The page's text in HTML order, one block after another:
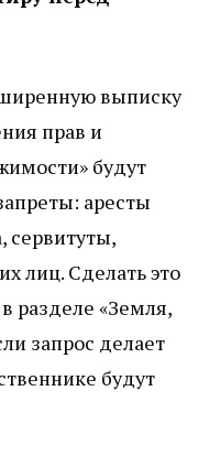
выписку
прав и
будут
аресты
сервитуты,
лиц. Сделать это
разделе «Земля,
запрос делает
будут